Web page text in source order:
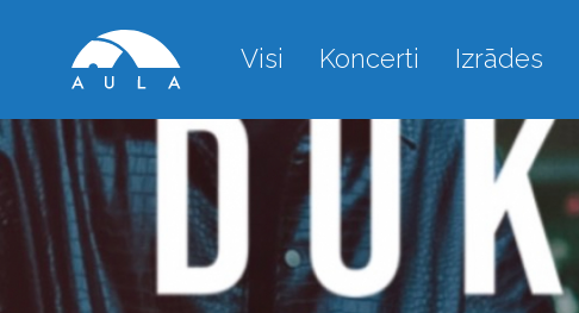
Visi Koncerti Izrādes